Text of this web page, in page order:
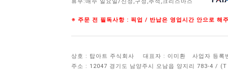
※ 주문 전 필독사항 : 픽업 / 반납은 영업시간 안으로 해
상호 : 탑아트 주식회사 대표자 : 이미환
사업자 등록
주소 : 12047 경기도 남양주시 오남읍 양지리 783-4 /